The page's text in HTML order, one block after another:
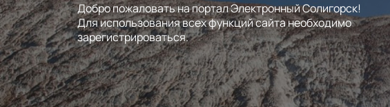
Добро пожаловать на портал Электронный Солигорск!
Для использования всех функций сайта необходимо
зарегистрироваться.